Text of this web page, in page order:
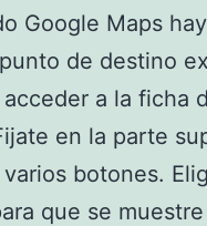
Google Maps
de destino
a la ficha
en la parte
botones.
que se